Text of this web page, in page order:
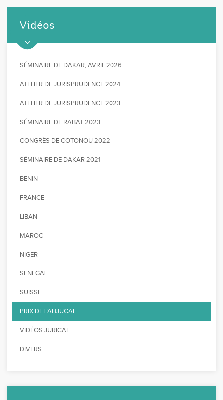
Vidéos
SÉMINAIRE DE DAKAR, AVRIL 2026
ATELIER DE JURISPRUDENCE 2024
ATELIER DE JURISPRUDENCE 2023
SÉMINAIRE DE RABAT 2023
CONGRÈS DE COTONOU 2022
SÉMINAIRE DE DAKAR 2021
BENIN
FRANCE
LIBAN
MAROC
NIGER
SENEGAL
SUISSE
PRIX DE L’AHJUCAF
VIDÉOS JURICAF
DIVERS